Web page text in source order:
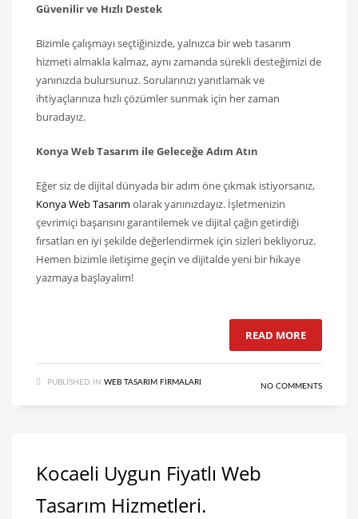
Güvenilir ve Hızlı Destek
Bizimle çalışmayı seçtiğinizde, yalnızca bir web tasarım
hizmeti almakla kalmaz, aynı zamanda sürekli desteğimizi de
yanınızda bulursunuz. Sorularınızı yanıtlamak ve
ihtiyaçlarınıza hızlı çözümler sunmak için her zaman
buradayız.
Konya Web Tasarım ile Geleceğe Adım Atın
Eğer siz de dijital dünyada bir adım öne çıkmak istiyorsanız,
Konya Web Tasarım olarak yanınızdayız. İşletmenizin
çevrimiçi başarısını garantilemek ve dijital çağın getirdiği
fırsatları en iyi şekilde değerlendirmek için sizleri bekliyoruz.
Hemen bizimle iletişime geçin ve dijitalde yeni bir hikaye
yazmaya başlayalım!
READ MORE
PUBLISHED IN WEB TASARIM FIRMALARI NO COMMENTS
Kocaeli Uygun Fiyatlı Web
Tasarım Hizmetleri.